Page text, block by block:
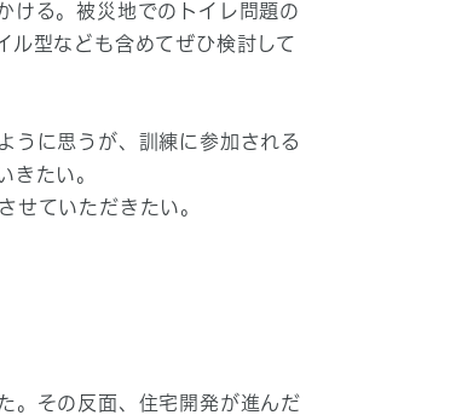
ける。被災地でのトイレ問題の
ル型なども含めてぜひ検討して
うに思うが、訓練に参加される
きたい。
せていただきたい。
。その反面、住宅開発が進んだ